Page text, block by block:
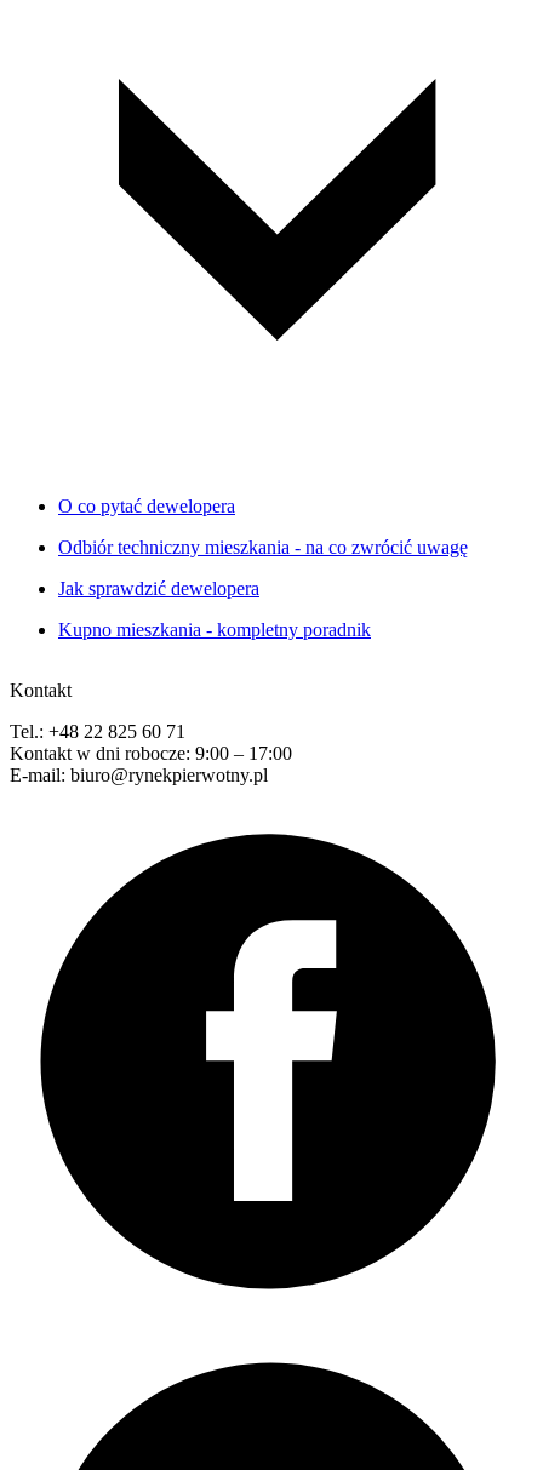
O co pytać dewelopera
Odbiór techniczny mieszkania - na co zwrócić uwagę
Jak sprawdzić dewelopera
Kupno mieszkania - kompletny poradnik
Kontakt
Tel.: +48 22 825 60 71
Kontakt w dni robocze: 9:00 – 17:00
E-mail: biuro@rynekpierwotny.pl